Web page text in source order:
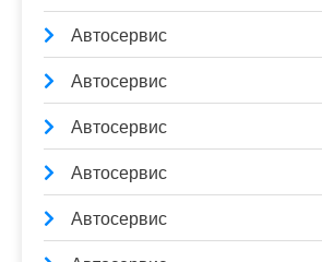
Автосервис
Автосервис
Автосервис
Автосервис
Автосервис